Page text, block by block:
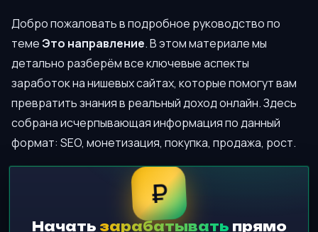
Добро пожаловать в подробное руководство по
темеЭто направление. В этом материале мы
детально разберём все ключевые аспекты
заработок на нишевых сайтах, которые помогут вам
превратить знания в реальный доход онлайн. Здесь
собрана исчерпывающая информация по данный
формат: SEO, монетизация, покупка, продажа, рост.
₽
Начать зарабатывать прямо